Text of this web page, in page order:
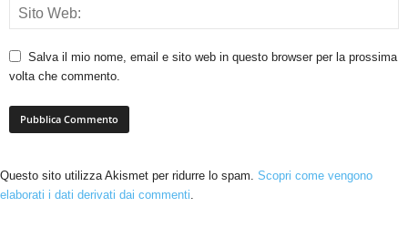
Salva il mio nome, email e sito web in questo browser per la prossima
volta che commento.
Questo sito utilizza Akismet per ridurre lo spam. Scopri come vengono
elaborati i dati derivati dai commenti.